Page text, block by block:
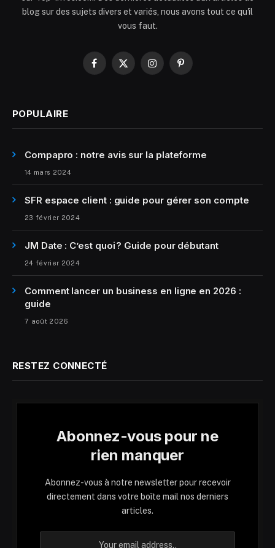
blog sur des sujets divers et variés, nous avons tout ce qu'il
vous faut.
Facebook
X
InstagramPinterest
POPULAIRE
Compapro : notre avis sur la plateforme
14 mars 2024
SFR espace client : guide pour gérer son compte
23 février 2024
JM Date : C’est quoi ? Guide pour débutant
24 février 2024
Comment lancer un business en ligne en 2026 :
guide
7 août 2026
RESTEZ CONNECTÉ
Abonnez-vous pour ne
rien manquer
Abonnez-vous à notre newsletter pour recevoir
directement dans votre boîte mail nos derniers
articles.